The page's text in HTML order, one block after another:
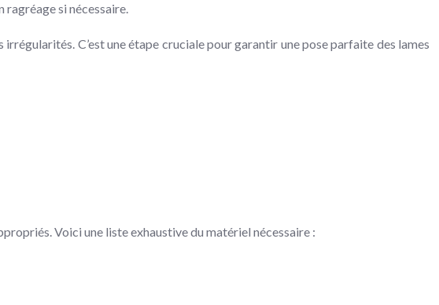
si nécessaire.
C’est une étape cruciale pour garantir une pose parfaite des lames
Voici une liste exhaustive du matériel nécessaire :